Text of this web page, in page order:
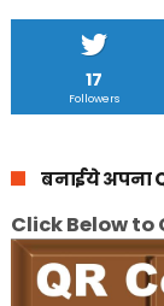
17
Followers
बनाईये अपना
Click Below to